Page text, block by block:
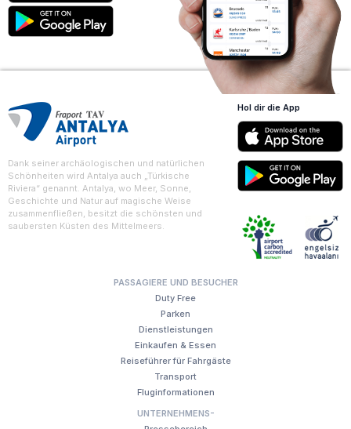
Dank seiner archäologischen und natürlichen
Schönheiten wird Antalya auch „Türkische
Riviera“ genannt. Antalya, wo Meer, Sonne,
Geschichte und Natur auf magische Weise
zusammenfließen, besitzt die schönsten und
saubersten Küsten des Mittelmeers.
PASSAGIERE UND BESUCHER
Duty Free
Parken
Dienstleistungen
Einkaufen & Essen
Reiseführer für Fahrgäste
Transport
Fluginformationen
UNTERNEHMENS-
Hol dir die App